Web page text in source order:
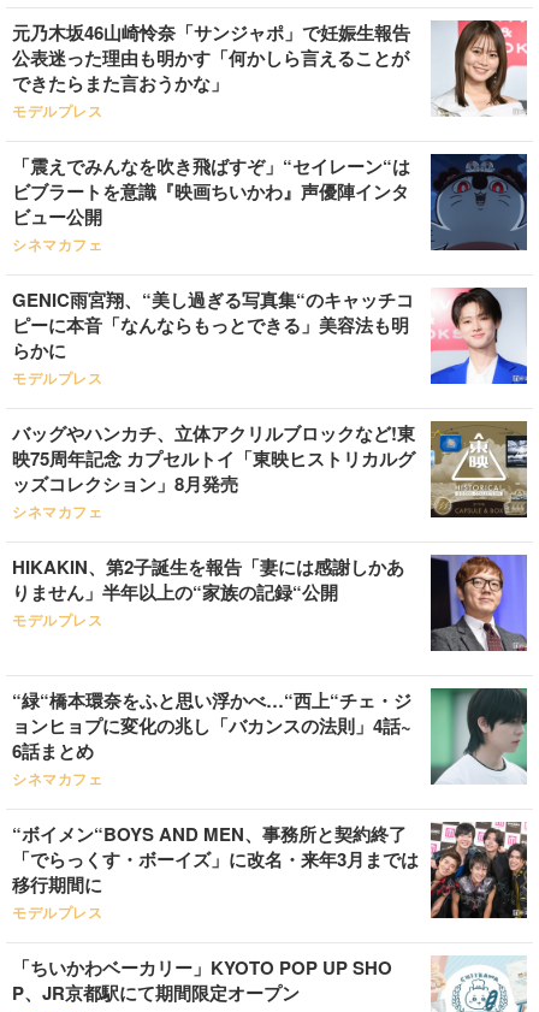
元乃木坂46山崎怜奈「サンジャポ」で妊娠生報告
公表迷った理由も明かす「何かしら言えることが
できたらまた言おうかな」
モデルプレス
「震えでみんなを吹き飛ばすぞ」“セイレーン“は
ビブラートを意識『映画ちいかわ』声優陣インタ
ビュー公開
シネマカフェ
GENIC雨宮翔、“美し過ぎる写真集“のキャッチコ
ピーに本音「なんならもっとできる」美容法も明
らかに
モデルプレス
バッグやハンカチ、立体アクリルブロックなど!東
映75周年記念 カプセルトイ「東映ヒストリカルグ
ッズコレクション」8月発売
シネマカフェ
HIKAKIN、第2子誕生を報告「妻には感謝しかあ
りません」半年以上の“家族の記録“公開
モデルプレス
“緑“橋本環奈をふと思い浮かべ…“西上“チェ・ジ
ョンヒョプに変化の兆し「バカンスの法則」4話~
6話まとめ
シネマカフェ
“ボイメン“BOYS AND MEN、事務所と契約終了
「でらっくす・ボーイズ」に改名・来年3月までは
移行期間に
モデルプレス
「ちいかわベーカリー」KYOTO POP UP SHO
P、JR京都駅にて期間限定オープン